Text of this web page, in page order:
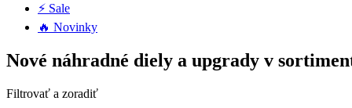
⚡ Sale
🔥 Novinky
Nové náhradné diely a upgrady v
Filtrovať a zoradiť